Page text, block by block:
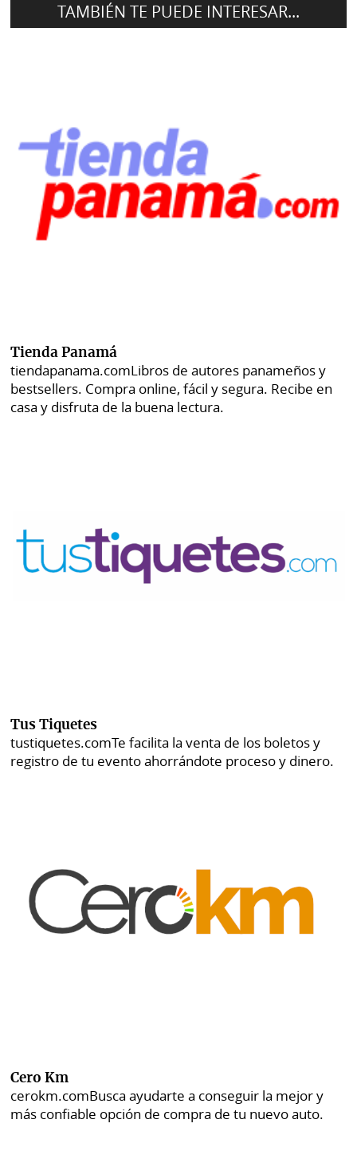
TAMBIÉN TE PUEDE INTERESAR...
Tienda Panamá
tiendapanama.comLibros de autores panameños y
bestsellers. Compra online, fácil y segura. Recibe en
casa y disfruta de la buena lectura.
Tus Tiquetes
tustiquetes.comTe facilita la venta de los boletos y
registro de tu evento ahorrándote proceso y dinero.
Cero Km
cerokm.comBusca ayudarte a conseguir la mejor y
más confiable opción de compra de tu nuevo auto.